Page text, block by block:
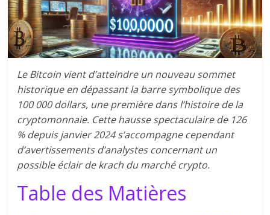
Le Bitcoin vient d’atteindre un nouveau sommet
historique en dépassant la barre symbolique des
100 000 dollars, une première dans l’histoire de la
cryptomonnaie. Cette hausse spectaculaire de 126
% depuis janvier 2024 s’accompagne cependant
d’avertissements d’analystes concernant un
possible éclair de krach du marché crypto.
Table des Matières